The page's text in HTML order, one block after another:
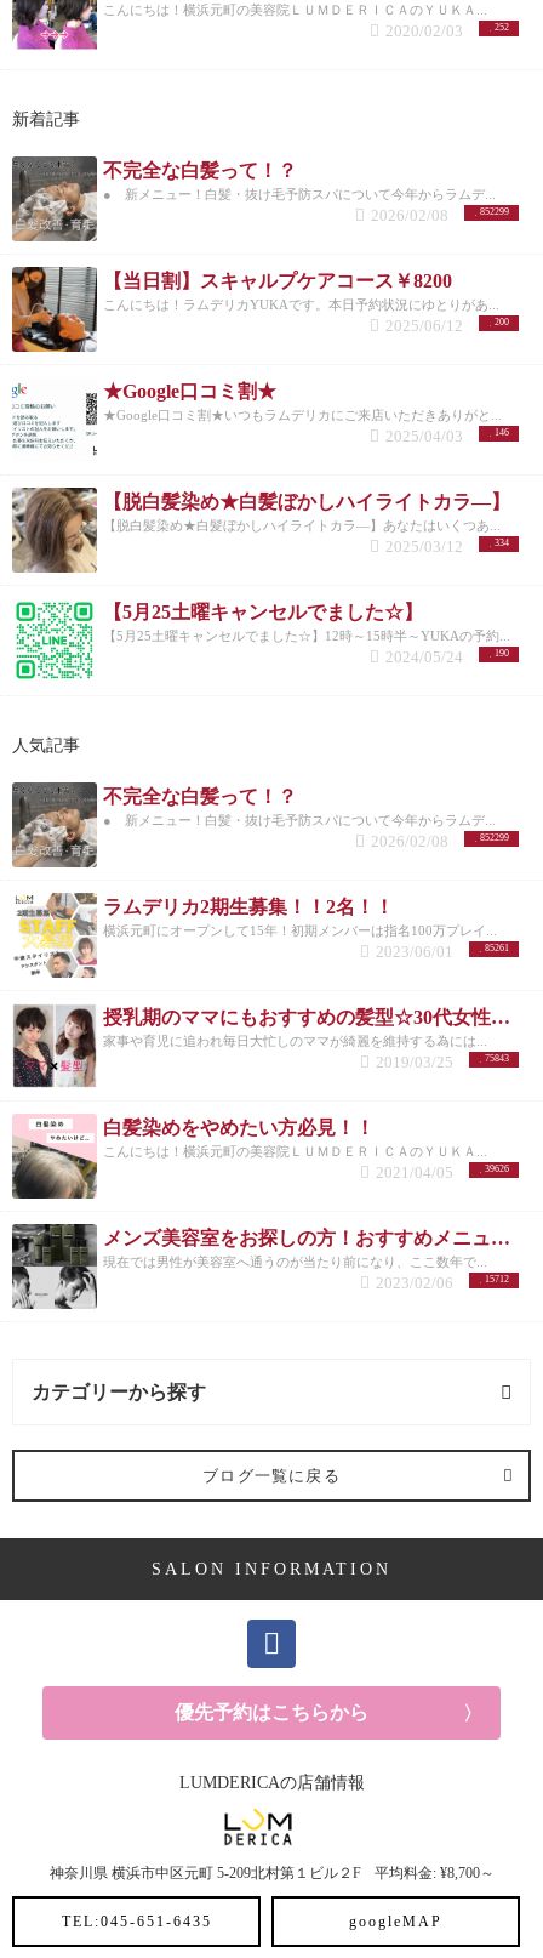
こんにちは！横浜元町の美容院ＬＵＭＤＥＲＩＣＡのＹＵＫＡ...
252
2020/02/03
新着記事
不完全な白髪って！？
● 新メニュー！白髪・抜け毛予防スパについて今年からラムデ...
852299
2026/02/08
【当日割】スキャルプケアコース￥8200
こんにちは！ラムデリカYUKAです。本日予約状況にゆとりがあ...
200
2025/06/12
★Google口コミ割★
★Google口コミ割★いつもラムデリカにご来店いただきありがと...
146
2025/04/03
【脱白髪染め★白髪ぼかしハイライトカラ―】
【脱白髪染め★白髪ぼかしハイライトカラ―】あなたはいくつあ...
334
2025/03/12
【5月25土曜キャンセルでました☆】
【5月25土曜キャンセルでました☆】12時～15時半～YUKAの予約...
190
2024/05/24
人気記事
不完全な白髪って！？
● 新メニュー！白髪・抜け毛予防スパについて今年からラムデ...
852299
2026/02/08
ラムデリカ2期生募集！！2名！！
横浜元町にオープンして15年！初期メンバーは指名100万プレイ...
85261
2023/06/01
授乳期のママにもおすすめの髪型☆30代女性を若く見せるスタイル特集☆
家事や育児に追われ毎日大忙しのママが綺麗を維持する為には...
75843
2019/03/25
白髪染めをやめたい方必見！！
こんにちは！横浜元町の美容院ＬＵＭＤＥＲＩＣＡのＹＵＫＡ...
39626
2021/04/05
メンズ美容室をお探しの方！おすすめメニューまとめ
現在では男性が美容室へ通うのが当たり前になり、ここ数年で...
15712
2023/02/06
カテゴリーから探す
求人 (2記事)
ママ向け (10記事)
30代におすすめメニュー (6記事)
ブログ一覧に戻る
SALON INFORMATION
優先予約はこちらから
LUMDERICAの店舗情報
神奈川県 横浜市中区元町 5-209北村第１ビル２F 平均料金: ¥8,700～
TEL:045-651-6435 googleMAP